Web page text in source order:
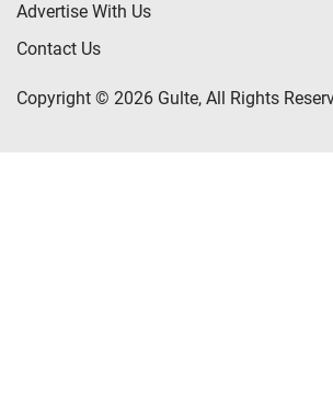
Advertise With Us
Contact Us
Copyright © 2026 Gulte, All Rights